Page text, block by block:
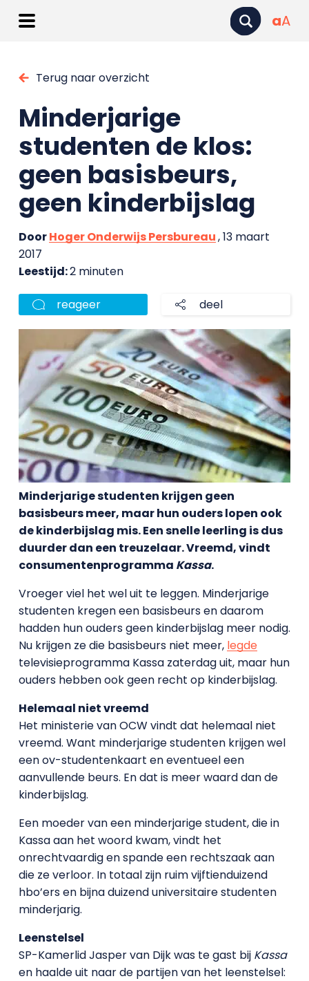
aA
Terug naar overzicht
Minderjarige
studenten de klos:
geen basisbeurs,
geen kinderbijslag
DoorHoger Onderwijs Persbureau, 13 maart
2017
Leestijd:2 minuten
reageer deel
Minderjarige studenten krijgen geen
basisbeurs meer, maar hun ouders lopen ook
de kinderbijslag mis. Een snelle leerling is dus
duurder dan een treuzelaar. Vreemd, vindt
consumentenprogramma Kassa.
Vroeger viel het wel uit te leggen. Minderjarige
studenten kregen een basisbeurs en daarom
hadden hun ouders geen kinderbijslag meer nodig.
Nu krijgen ze die basisbeurs niet meer, legde
televisieprogramma Kassa zaterdag uit, maar hun
ouders hebben ook geen recht op kinderbijslag.
Helemaal niet vreemd
Het ministerie van OCW vindt dat helemaal niet
vreemd. Want minderjarige studenten krijgen wel
een ov-studentenkaart en eventueel een
aanvullende beurs. En dat is meer waard dan de
kinderbijslag.
Een moeder van een minderjarige student, die in
Kassa aan het woord kwam, vindt het
onrechtvaardig en spande een rechtszaak aan
die ze verloor. In totaal zijn ruim vijftienduizend
hbo’ers en bijna duizend universitaire studenten
minderjarig.
Leenstelsel
SP-Kamerlid Jasper van Dijk was te gast bij Kassa
en haalde uit naar de partijen van het leenstelsel: